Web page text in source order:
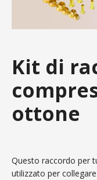
Kit di
ottone
Questo raccordo per
utilizzato per